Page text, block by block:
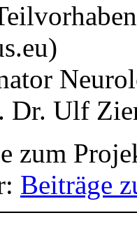
Dr. Ulf
zum
Beiträge